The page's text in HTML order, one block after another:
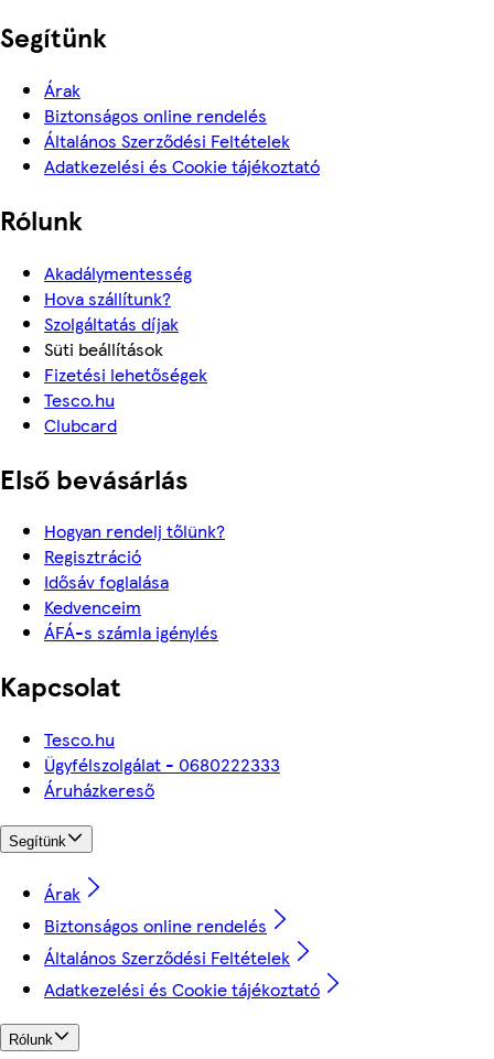
Segítünk
Árak
Biztonságos online rendelés
Általános Szerződési Feltételek
Adatkezelési és Cookie tájékoztató
Rólunk
Akadálymentesség
Hova szállítunk?
Szolgáltatás díjak
Süti beállítások
Fizetési lehetőségek
Tesco.hu
Clubcard
Első bevásárlás
Hogyan rendelj tőlünk?
Regisztráció
Idősáv foglalása
Kedvenceim
ÁFÁ-s számla igénylés
Kapcsolat
Tesco.hu
Ügyfélszolgálat - 0680222333
Áruházkereső
Segítünk
Árak
Biztonságos online rendelés
Általános Szerződési Feltételek
Adatkezelési és Cookie tájékoztató
Rólunk